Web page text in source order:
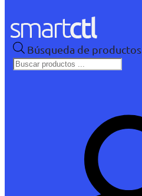
Búsqueda de productos